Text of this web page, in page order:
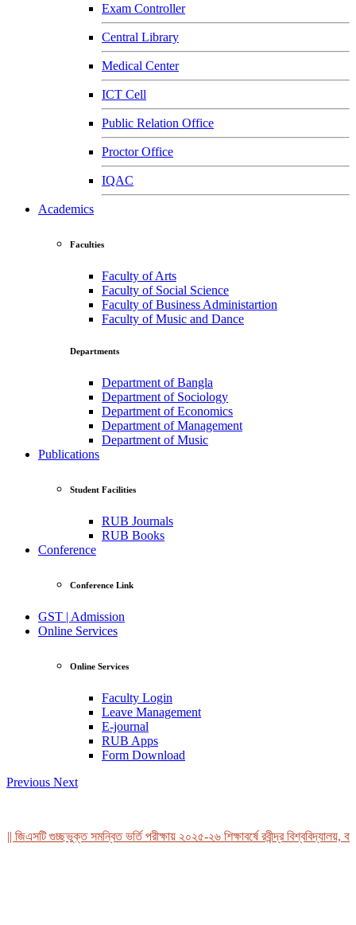
Exam Controller
Central Library
Medical Center
ICT Cell
Public Relation Office
Proctor Office
IQAC
Academics
Faculties
Faculty of Arts
Faculty of Social Science
Faculty of Business Administartion
Faculty of Music and Dance
Departments
Department of Bangla
Department of Sociology
Department of Economics
Department of Management
Department of Music
Publications
Student Facilities
RUB Journals
RUB Books
Conference
Conference Link
GST | Admission
Online Services
Online Services
Faculty Login
Leave Management
E-journal
RUB Apps
Form Download
Previous Next
গুচ্ছভুক্ত সমন্বিত ভর্তি পরীক্ষায় ২০২৫-২৬ শিক্ষাবর্ষে রবীন্দ্র বিশ্ববিদ্যালয়,